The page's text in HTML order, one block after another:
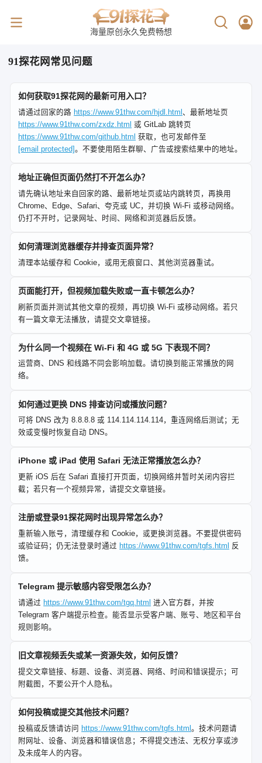
海量原创永久免费畅想
91探花网常见问题
如何获取91探花网的最新可用入口？
请通过回家的路 https://www.91thw.com/hjdl.html、最新地址页
https://www.91thw.com/zxdz.html 或 GitLab 跳转页
https://www.91thw.com/github.html 获取，也可发邮件至
[email protected]。不要使用陌生群聊、广告或搜索结果中的地址。
地址正确但页面仍然打不开怎么办？
请先确认地址来自回家的路、最新地址页或站内跳转页，再换用
Chrome、Edge、Safari、夸克或 UC，并切换 Wi-Fi 或移动网络。
仍打不开时，记录网址、时间、网络和浏览器后反馈。
如何清理浏览器缓存并排查页面异常？
清理本站缓存和 Cookie，或用无痕窗口、其他浏览器重试。
页面能打开，但视频加载失败或一直卡顿怎么办？
刷新页面并测试其他文章的视频，再切换 Wi-Fi 或移动网络。若只
有一篇文章无法播放，请提交文章链接。
为什么同一个视频在 Wi-Fi 和 4G 或 5G 下表现不同？
运营商、DNS 和线路不同会影响加载。请切换到能正常播放的网
络。
如何通过更换 DNS 排查访问或播放问题？
可将 DNS 改为 8.8.8.8 或 114.114.114.114，重连网络后测试；无
效或变慢时恢复自动 DNS。
iPhone 或 iPad 使用 Safari 无法正常播放怎么办？
更新 iOS 后在 Safari 直接打开页面，切换网络并暂时关闭内容拦
截；若只有一个视频异常，请提交文章链接。
注册或登录91探花网时出现异常怎么办？
重新输入账号，清理缓存和 Cookie，或更换浏览器。不要提供密码
或验证码；仍无法登录时通过 https://www.91thw.com/tgfs.html
反
馈。
Telegram 提示敏感内容受限怎么办？
请通过 https://www.91thw.com/tgq.html 进入官方群，并按
Telegram 客户端提示检查。能否显示受客户端、账号、地区和平台
规则影响。
旧文章视频丢失或某一资源失效，如何反馈？
提交文章链接、标题、设备、浏览器、网络、时间和错误提示；可
附截图，不要公开个人隐私。
如何投稿或提交其他技术问题？
投稿或反馈请访问 https://www.91thw.com/tgfs.html。技术问题请
附网址、设备、浏览器和错误信息；不得提交违法、无权分享或涉
及未成年人的内容。